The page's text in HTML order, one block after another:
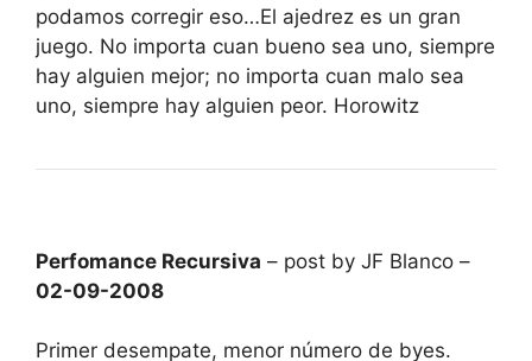
podamos corregir eso…El ajedrez es un gran
juego. No importa cuan bueno sea uno, siempre
hay alguien mejor; no importa cuan malo sea
uno, siempre hay alguien peor. Horowitz
Perfomance Recursiva – post by JF Blanco –
02-09-2008
Primer desempate, menor número de byes.